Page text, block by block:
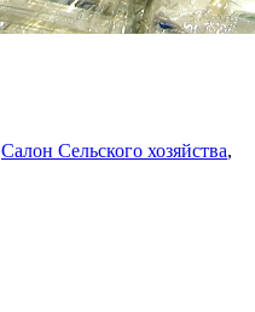
Салон Сельского хозяйства,